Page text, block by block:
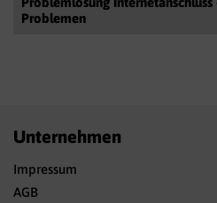
Problemen
Unternehmen
Impressum
AGB